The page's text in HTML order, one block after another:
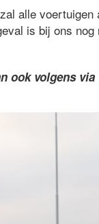
alle
is bij ons nog
ook volgens